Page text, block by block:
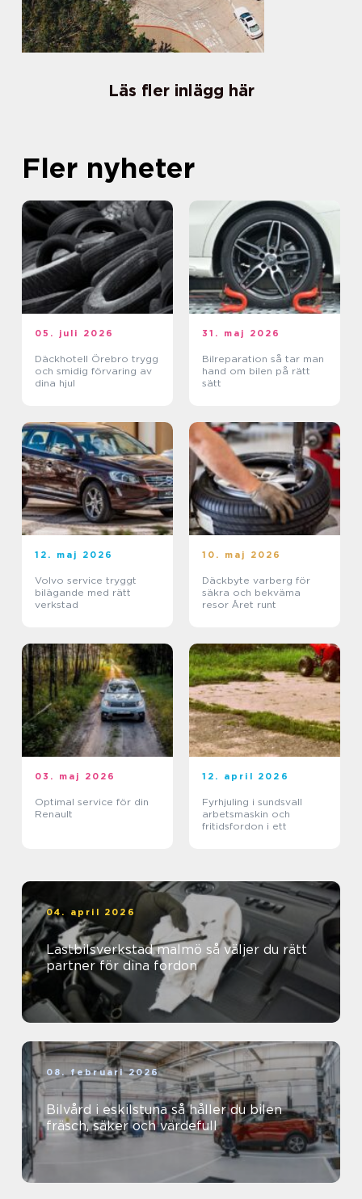
Läs fler inlägg här
Fler nyheter
05. juli 2026
Däckhotell Örebro trygg
och smidig förvaring av
dina hjul
31. maj 2026
Bilreparation så tar man
hand om bilen på rätt
sätt
12. maj 2026
Volvo service tryggt
bilägande med rätt
verkstad
10. maj 2026
Däckbyte varberg för
säkra och bekväma
resor Året runt
03. maj 2026
Optimal service för din
Renault
12. april 2026
Fyrhjuling i sundsvall
arbetsmaskin och
fritidsfordon i ett
04. april 2026
Lastbilsverkstad malmö så väljer du rätt
partner för dina fordon
08. februari 2026
Bilvård i eskilstuna så håller du bilen
fräsch, säker och värdefull